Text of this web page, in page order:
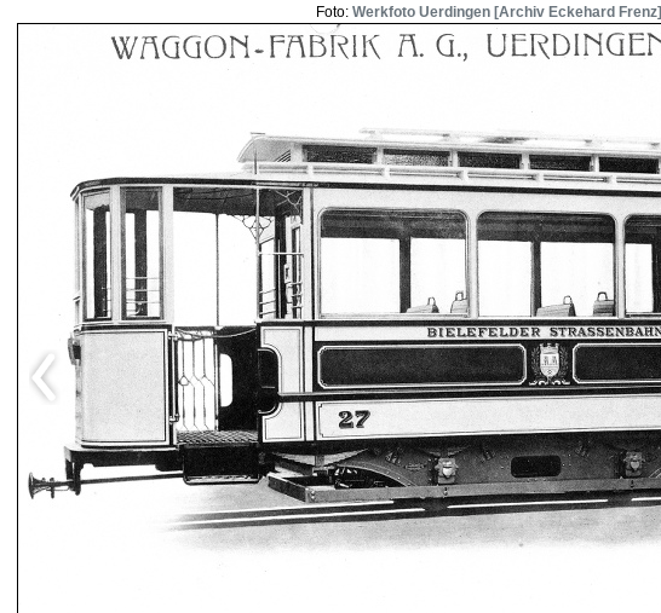
Foto: Werkfoto Uerdingen [Archiv Eckehard Frenz]